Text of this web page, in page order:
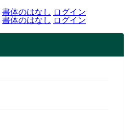
書体のはなし ログイン
書体のはなし ログイン